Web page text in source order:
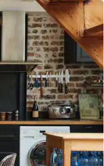
appuyant et en faisant glisser.